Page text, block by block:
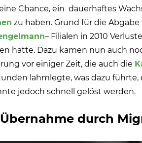
Chance, ein dauerhaftes
zu haben. Grund für die Abgabe
– Filialen in 2010
hatte. Dazu kamen nun auch
vor einiger Zeit, die auch die
lahmlegte, was dazu führte,
jedoch schnell gelöst werden.
durch